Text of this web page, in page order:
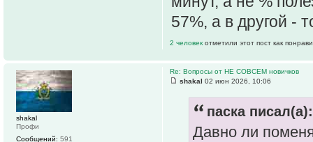
57%, а в другой -
2 человек отметили этот пост как
Re: Вопросы от НЕ СОВСЕМ новичков
shakal 02 июн 2026, 10:06
паска писал(а):
Давно ли
shakal
Профи
Сообщений: 591